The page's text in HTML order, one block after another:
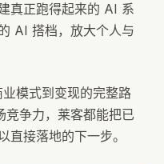
真正跑得起来的 AI 系
AI 搭档，放大个人与
模式到变现的完整路
争力，莱客都能把已
直接落地的下一步。